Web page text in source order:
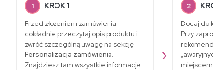
1 KROK 1
Przed złożeniem zamówienia
dokładnie przeczytaj opis produktu i
zwróć szczególną uwagę na sekcję
Personalizacja zamówienia.
Znajdziesz tam wszystkie informacje
2
Dodaj do
Przy
miejscem